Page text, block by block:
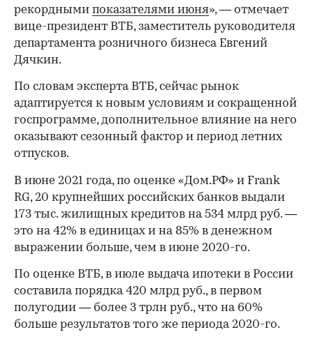
рекордными показателями июня», — отмечает
вице-президент ВТБ, заместитель руководителя
департамента розничного бизнеса Евгений
Дячкин.
По словам эксперта ВТБ, сейчас рынок
адаптируется к новым условиям и сокращенной
госпрограмме, дополнительное влияние на него
оказывают сезонный фактор и период летних
отпусков.
В июне 2021 года, по оценке «Дом.РФ» и Frank
RG, 20 крупнейших российских банков выдали
173 тыс. жилищных кредитов на 534 млрд руб. —
это на 42% в единицах и на 85% в денежном
выражении больше, чем в июне 2020-го.
По оценке ВТБ, в июле выдача ипотеки в России
составила порядка 420 млрд руб., в первом
полугодии — более 3 трлн руб., что на 60%
больше результатов того же периода 2020-го.